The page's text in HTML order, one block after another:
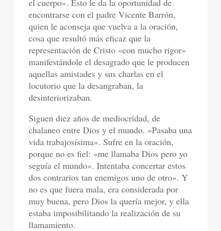
el cuerpo». Esto le da la oportunidad de
encontrarse con el padre Vicente Barrón,
quien le aconseja que vuelva a la oración,
cosa que resultó más eficaz que la
representación de Cristo «con mucho rigor»
manifestándole el desagrado que le producen
aquellas amistades y sus charlas en el
locutorio que la desangraban, la
desinteriorizaban.
Siguen diez años de mediocridad, de
chalaneo entre Dios y el mundo. «Pasaba una
vida trabajosísima». Sufre en la oración,
porque no es fiel: «me llamaba Dios pero yo
seguía el mundo». Intentaba concertar estos
dos contrarios tan enemigos uno de otro». Y
no es que fuera mala, era considerada por
muy buena, pero Dios la quería mejor, y ella
estaba imposibilitando la realización de su
llamamiento.